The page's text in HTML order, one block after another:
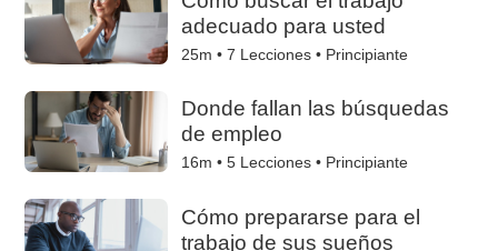
adecuado para usted
25m •7 Lecciones • Principiante
Donde fallan las búsquedas
de empleo
16m •5 Lecciones • Principiante
Cómo prepararse para el
trabajo de sus sueños